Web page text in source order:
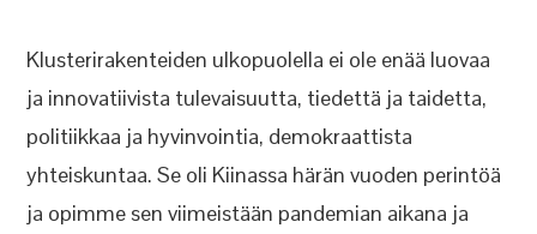
Klusterirakenteiden ulkopuolella ei ole enää luovaa
ja innovatiivista tulevaisuutta, tiedettä ja taidetta,
politiikkaa ja hyvinvointia, demokraattista
yhteiskuntaa. Se oli Kiinassa härän vuoden perintöä
ja opimme sen viimeistään pandemian aikana ja